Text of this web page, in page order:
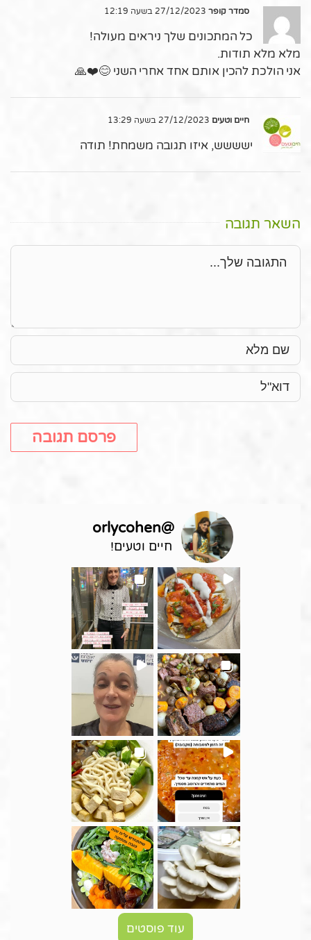
סמדר קופר
כל המתכונים שלך ניראים מעולה!
מלא מלא תודות.
אני הולכת להכין אותם אחד אחרי השני 😊❤️🙏
חיים וטעים
ישששש, איזו תגובה משמחת! תודה
השאר תגובה
תגובה
@
orlycohen
חיים וטעים!
עוד פוסטים